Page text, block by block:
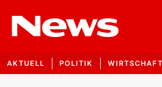
AKTUELL POLITIK WIRTSCHAFT